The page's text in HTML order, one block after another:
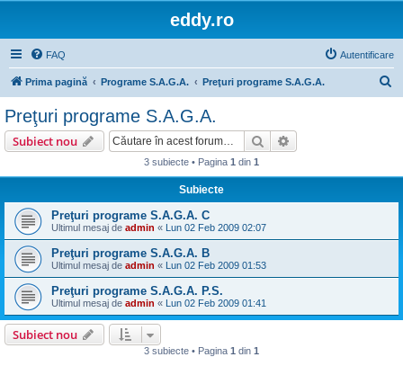
eddy.ro
FAQ Autentificare
Prima pagină Programe S.A.G.A. Preţuri programe S.A.G.A.
Preţuri programe S.A.G.A.
Subiect nou Căutare
3 subiecte • Pagina 1 din 1
Subiecte
Preţuri programe S.A.G.A. C
Ultimul mesaj de admin « Lun 02 Feb 2009 02:07
Preţuri programe S.A.G.A. B
Ultimul mesaj de admin « Lun 02 Feb 2009 01:53
Preţuri programe S.A.G.A. P.S.
Ultimul mesaj de admin « Lun 02 Feb 2009 01:41
Subiect nou
3 subiecte • Pagina 1 din 1